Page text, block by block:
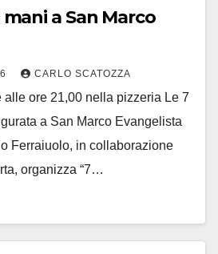
a San Marco
CARLO SCATOZZA
alle ore 21,00 nella pizzeria Le 7
a San Marco Evangelista
Ferraiuolo, in collaborazione
organizza “7…